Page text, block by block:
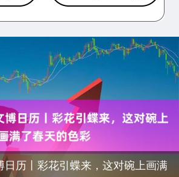
日历丨彩花引蝶来，这对碗上画满